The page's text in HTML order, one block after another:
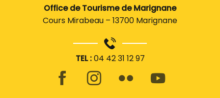
Office de Tourisme de Marignane
Cours Mirabeau – 13700 Marignane
TEL :04 42 31 12 97